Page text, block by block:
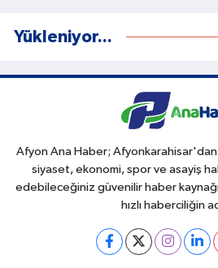
Yükleniyor...
Afyon Ana Haber;
siyaset, ekonomi, spor ve asayiş
edebileceğiniz güvenilir haber
hızlı haberciliğin